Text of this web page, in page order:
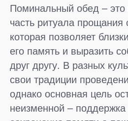
Поминальный обед –
часть ритуала
которая позволяет
его память и выразить
друг другу. В разных
свои традиции
однако основная цель
неизменной –